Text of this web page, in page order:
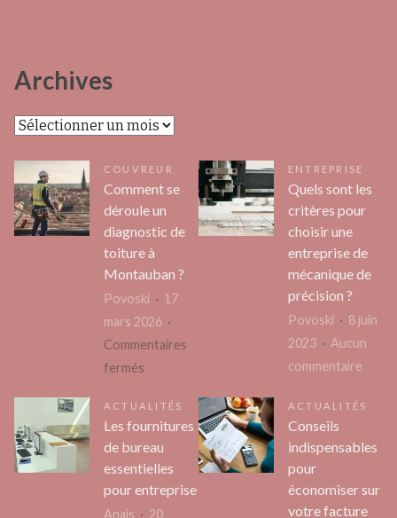
Archives
Archives
COUVREUR
Comment se
déroule un
diagnostic de
toiture à
Montauban ?
Povoski
17
mars 2026
Commentaires
fermés
se
déroule
diagnostic
ENTREPRISE
Quels sont les
critères pour
choisir une
entreprise de
mécanique de
précision ?
Povoski
8 juin
2023
Aucun
commentaire
sont
ACTUALITÉS
Les fournitures
de bureau
essentielles
pour entreprise
Anais
20
ACTUALITÉS
Conseils
indispensables
pour
économiser sur
votre facture